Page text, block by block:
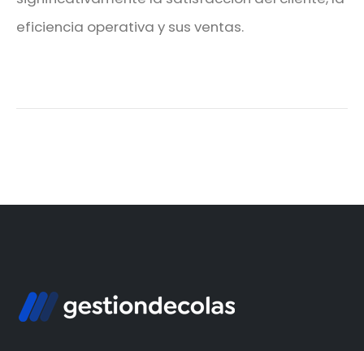
eficiencia operativa y sus ventas.